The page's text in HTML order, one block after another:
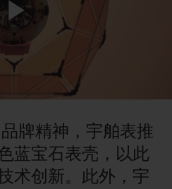
Play
Video
牌精神，宇舶表推
蓝宝石表壳，以此
术创新。此外，宇